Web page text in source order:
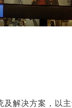
解决方案，以